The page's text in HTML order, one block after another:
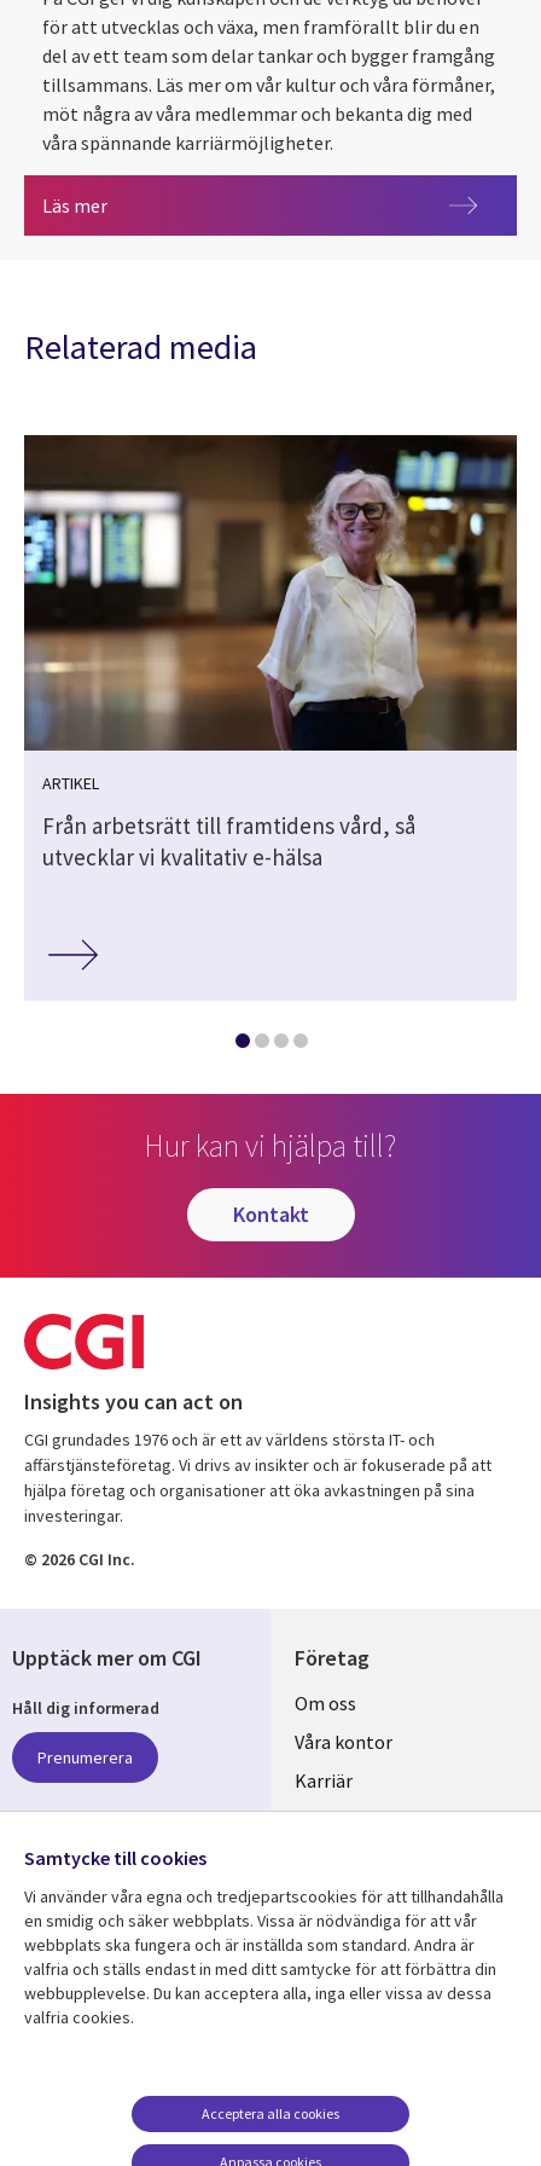
för att utvecklas och växa, men framförallt blir du en
del av ett team som delar tankar och bygger framgång
tillsammans. Läs mer om vår kultur och våra förmåner,
möt några av våra medlemmar och bekanta dig med
våra spännande karriärmöjligheter.
Läs merSkapa din karriär med CGI!
Relaterad media
ARTIKEL
Från arbetsrätt till framtidens vård, så
utvecklar vi kvalitativ e-hälsa
Hur kan vi hjälpa till?
kontakt
Insights you can act on
CGI grundades 1976 och är ett av världens största IT- och
affärstjänsteföretag. Vi drivs av insikter och är fokuserade på att
hjälpa företag och organisationer att öka avkastningen på sina
investeringar.
© 2026 CGI Inc.
Företag
Useful
links
SWEDEN
Om oss
Våra kontor
Karriär
Hållbarhet
Resurscenter
SWEDEN
SWEDEN
dataskydd
Accessibility
Upptäck mer om CGI
Håll dig informerad
Prenumerera
Följ oss
Social
Media
SWEDEN
Samtycke till cookies
Vi använder våra egna och tredjepartscookies för att tillhandahålla
en smidig och säker webbplats. Vissa är nödvändiga för att vår
webbplats ska fungera och är inställda som standard. Andra är
valfria och ställs endast in med ditt samtycke för att förbättra din
webbupplevelse. Du kan acceptera alla, inga eller vissa av dessa
valfria cookies.
Anpassa cookies
Acceptera alla cookies